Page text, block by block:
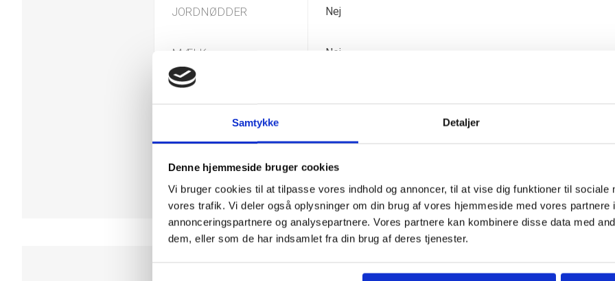
Samtykke Detaljer
Denne hjemmeside bruger cookies
Vi bruger cookies til at tilpasse vores indhold og annoncer, til at vise dig funktioner til sociale
vores trafik. Vi deler også oplysninger om din brug af vores hjemmeside med vores partnere
annonceringspartnere og analysepartnere. Vores partnere kan kombinere disse data med
dem, eller som de har indsamlet fra din brug af deres tjenester.
JORDNØDDER Nej
MÆLK Nej